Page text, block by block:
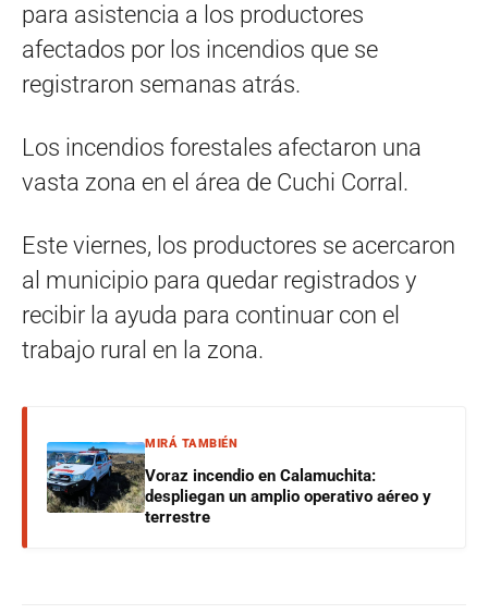
para asistencia a los productores
afectados por los incendios que se
registraron semanas atrás.
Los incendios forestales afectaron una
vasta zona en el área de Cuchi Corral.
Este viernes, los productores se acercaron
al municipio para quedar registrados y
recibir la ayuda para continuar con el
trabajo rural en la zona.
MIRÁ TAMBIÉN
Voraz incendio en Calamuchita:
despliegan un amplio operativo aéreo y
terrestre